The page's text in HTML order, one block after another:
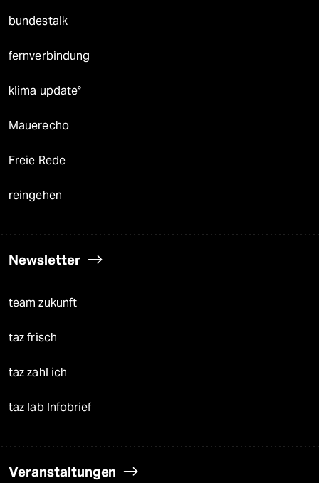
bundestalk
fernverbindung
klima update°
Mauerecho
Freie Rede
reingehen
Newsletter
team zukunft
taz frisch
taz zahl ich
taz lab Infobrief
Veranstaltungen